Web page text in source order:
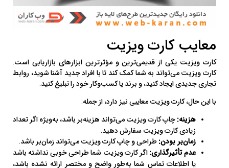
معایب کارت ویزیت
کارت ویزیت یکی از قدیمی‌ترین و مؤثرترین ابزارهای بازاریابی است.
کارت ویزیت می‌تواند به شما کمک کند تا با افراد جدید آشنا شوید، روابط
تجاری جدیدی ایجاد کنید، و برند یا کسب‌وکار خود را تبلیغ کنید.
با این حال، کارت ویزیت معایبی نیز دارد، از جمله:
هزینه: چاپ کارت ویزیت می‌تواند هزینه‌بر باشد، به‌ویژه اگر تعداد
زیادی کارت ویزیت سفارش دهید.
زمان‌بر بودن: طراحی و چاپ کارت ویزیت می‌تواند زمان‌بر باشد.
عدم تأثیرگذاری: اگر کارت ویزیت شما طراحی خوبی نداشته باشد
یا اطلاعات تماس شما به‌طور واضح و مختصر ارائه نشده باشد،